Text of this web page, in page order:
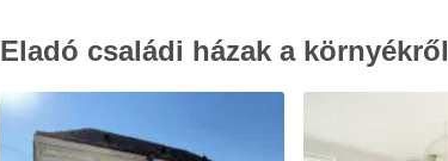
Eladó családi házak a környékről